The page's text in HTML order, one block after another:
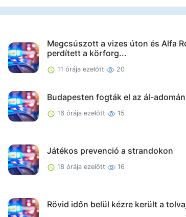
Megcsúszott a vizes úton és Alfa
perdített a körforg...
11 órája ezelőtt 20
Budapesten fogták el az ál-
16 órája ezelőtt 15
Játékos prevenció a strandokon
18 órája ezelőtt 16
Rövid időn belül kézre került a